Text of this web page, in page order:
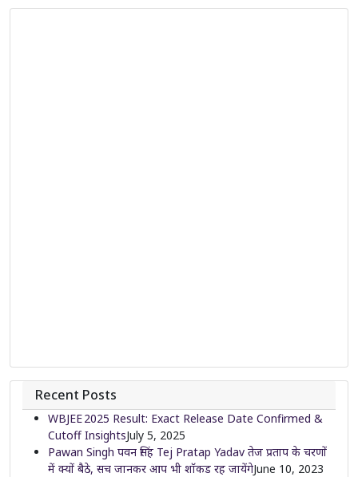
Recent Posts
WBJEE 2025 Result: Exact Release Date Confirmed &
Cutoff InsightsJuly 5, 2025
Pawan Singh पवन सिंह Tej Pratap Yadav तेज प्रताप के चरणों
में क्यों बैठे, सच जानकर आप भी शॉकड रह जायेंगेJune 10, 2023